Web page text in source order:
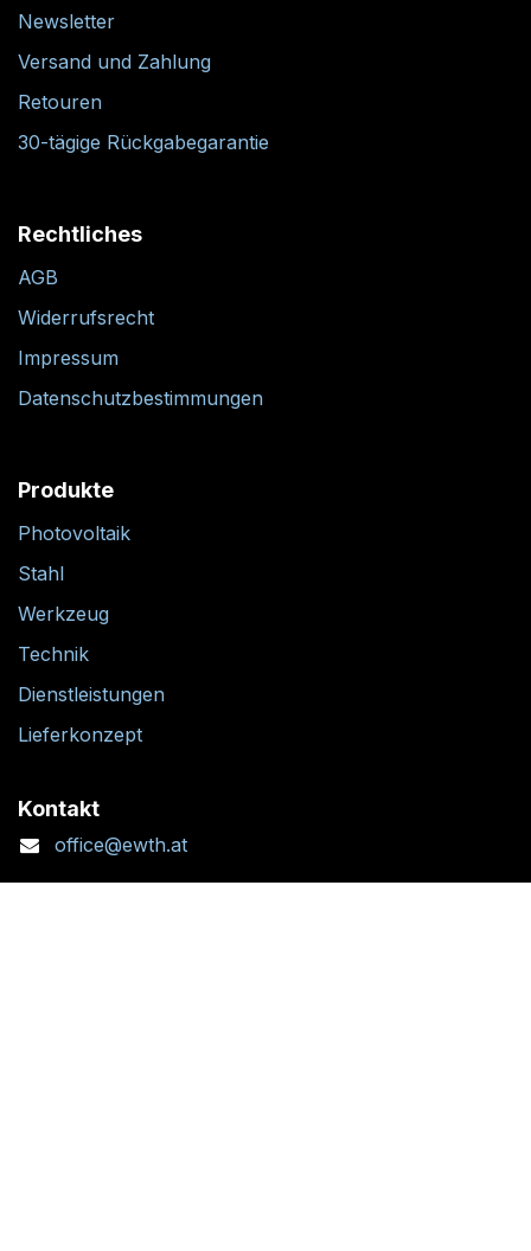
Newsletter
Versand und Zahlung
Retouren
30-tägige Rückgabegarantie
Rechtliches
AGB
Widerrufsrecht
Impressum
Datenschutzbestimmungen
Produkte
Photovoltaik
Stahl
Werkzeug
Technik
Dienstleistungen
Lieferkonzept
Kontakt
office@ewth.at